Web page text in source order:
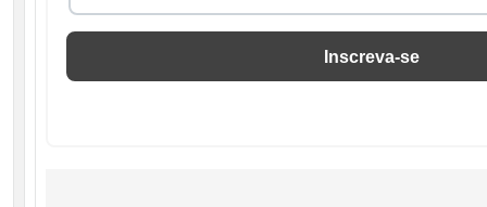
Inscreva-se